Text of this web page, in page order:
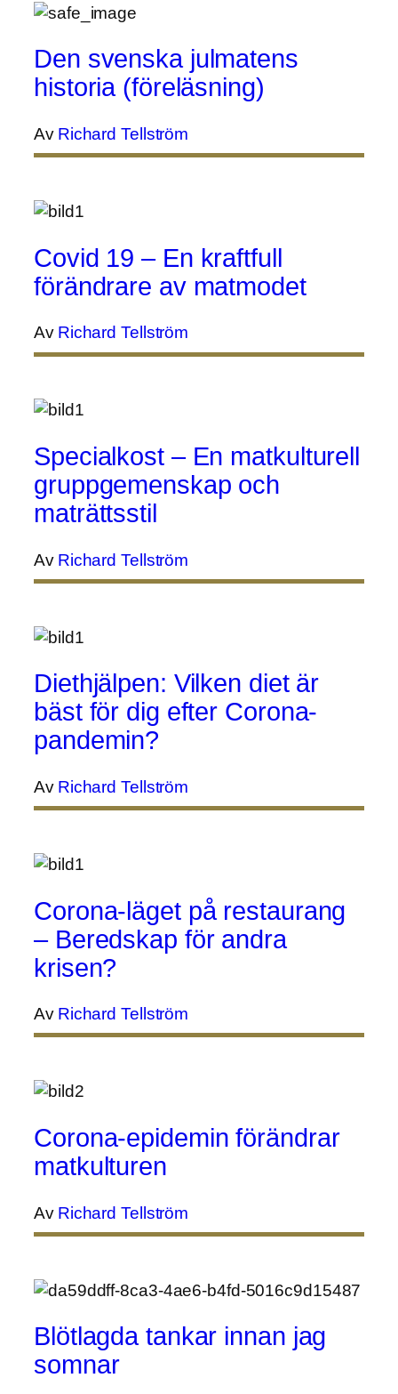
Den svenska julmatens
historia (föreläsning)
Av Richard Tellström
Covid 19 – En kraftfull
förändrare av matmodet
Av Richard Tellström
Specialkost – En matkulturell
gruppgemenskap och
maträttsstil
Av Richard Tellström
Diethjälpen: Vilken diet är
bäst för dig efter Corona-
pandemin?
Av Richard Tellström
Corona-läget på restaurang
– Beredskap för andra
krisen?
Av Richard Tellström
Corona-epidemin förändrar
matkulturen
Av Richard Tellström
Blötlagda tankar innan jag
somnar